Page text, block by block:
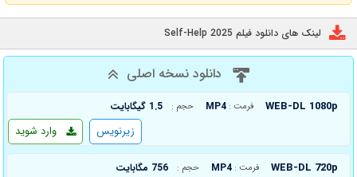
لینک های دانلود فیلم Self-Help 2025
دانلود نسخه اصلی
WEB-DL 1080p فرمت : MP4 حجم : 1.5 گیگابایت
وارد شوید زیرنویس
WEB-DL 720p فرمت : MP4 حجم : 756 مگابایت